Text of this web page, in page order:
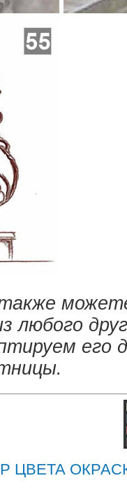
любого
его
ЦВЕТА